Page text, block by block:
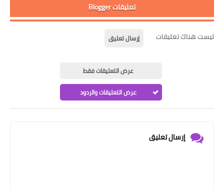
تعليقات Blogger
ليست هناك تعليقات إرسال تعليق
عرض التعليقات فقط
عرض التعليقات والردود
إرسال تعليق